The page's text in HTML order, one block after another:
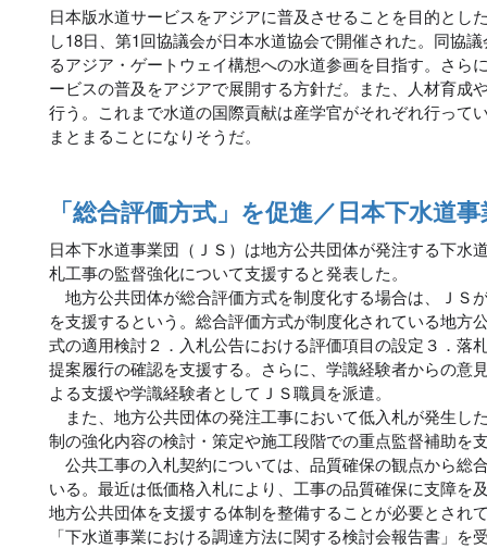
日本版水道サービスをアジアに普及させることを目的とし
し18日、第1回協議会が日本水道協会で開催された。同協
るアジア・ゲートウェイ構想への水道参画を目指す。さら
ービスの普及をアジアで展開する方針だ。また、人材育成
行う。これまで水道の国際貢献は産学官がそれぞれ行って
まとまることになりそうだ。
「総合評価方式」を促進／日本下水道
日本下水道事業団（ＪＳ）は地方公共団体が発注する下水
札工事の監督強化について支援すると発表した。
地方公共団体が総合評価方式を制度化する場合は、ＪＳ
を支援するという。総合評価方式が制度化されている地方
式の適用検討２．入札公告における評価項目の設定３．落
提案履行の確認を支援する。さらに、学識経験者からの意
よる支援や学識経験者としてＪＳ職員を派遣。
また、地方公共団体の発注工事において低入札が発生し
制の強化内容の検討・策定や施工段階での重点監督補助を
公共工事の入札契約については、品質確保の観点から総
いる。最近は低価格入札により、工事の品質確保に支障を
地方公共団体を支援する体制を整備することが必要とされ
「下水道事業における調達方法に関する検討会報告書」を